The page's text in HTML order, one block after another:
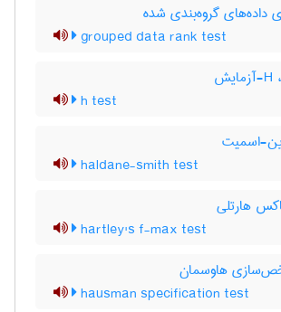
داده‌های گروه‌بندی شده
grouped data rank test
h test
اسمیت
haldane-smith test
hartley's f-max test
هاوسمان
hausman specification test